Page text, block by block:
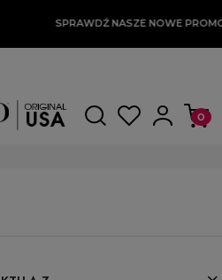
SPRAWDŹ NASZE NOWE PROMOCJE